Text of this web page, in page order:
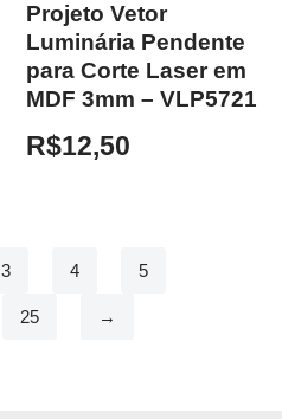
Projeto Vetor
Luminária Pendente
para Corte Laser em
MDF 3mm – VLP5721
R$12,50
3 4 5
25 →